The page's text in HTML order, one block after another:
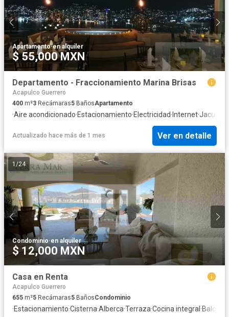
Apartamento·en alquiler
$ 55,000 MXN
Departamento - Fraccionamiento Marina Brisas
Acapulco Guerrero
400 m²3 Recámaras5 BañosApartamento
·Aire acondicionado·Estacionamiento·Electricidad· Internet·Jacuzzi
Actualizado hace más de 1 mes Ver en detalle
1 /24
Condominio·en alquiler
$ 12,000 MXN
Casa en Renta
Acapulco Guerrero
655 m²5 Recámaras5 BañosCondominio
·Estacionamiento·Cisterna·Alberca·Terraza·Cocina integral ·Balcón